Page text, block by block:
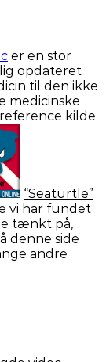
er en stor
opdateret
til den ikke
medicinske
kilde
“Seaturtle”
vi har fundet
tænkt på,
denne side
andre